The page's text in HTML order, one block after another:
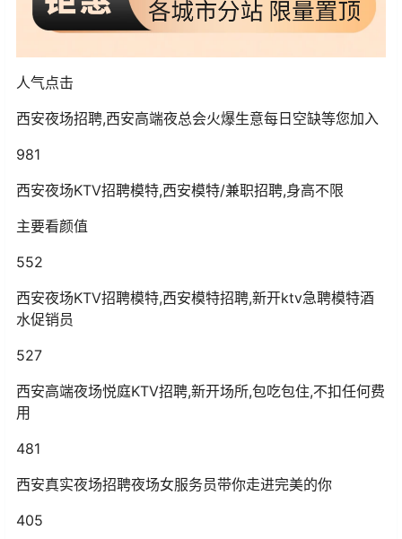
人气点击
西安夜场招聘,西安高端夜总会火爆生意每日空缺等您加入
981
西安夜场KTV招聘模特,西安模特/兼职招聘,身高不限
主要看颜值
552
西安夜场KTV招聘模特,西安模特招聘,新开ktv急聘模特酒
水促销员
527
西安高端夜场悦庭KTV招聘,新开场所,包吃包住,不扣任何费
用
481
西安真实夜场招聘夜场女服务员带你走进完美的你
405